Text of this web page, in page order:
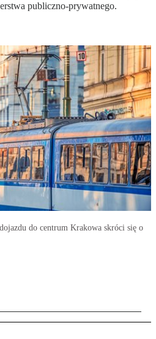
publiczno-prywatnego.
do centrum Krakowa skróci się o